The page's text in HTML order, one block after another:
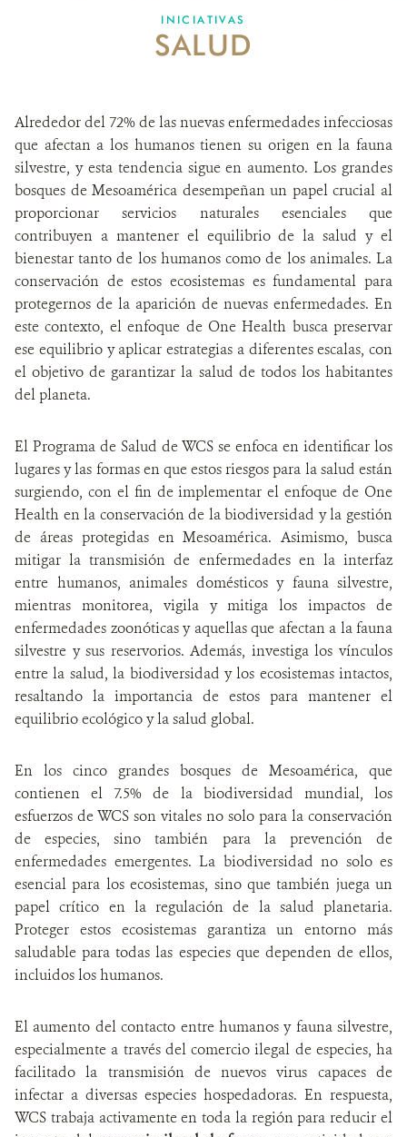
SOBRE NOSOTROS
INICIATIVAS
SALUD
Alrededor del 72% de las nuevas enfermedades infecciosas
que afectan a los humanos tienen su origen en la fauna
silvestre, y esta tendencia sigue en aumento. Los grandes
bosques de Mesoamérica desempeñan un papel crucial al
proporcionar servicios naturales esenciales que
contribuyen a mantener el equilibrio de la salud y el
bienestar tanto de los humanos como de los animales. La
conservación de estos ecosistemas es fundamental para
protegernos de la aparición de nuevas enfermedades. En
este contexto, el enfoque de One Health busca preservar
ese equilibrio y aplicar estrategias a diferentes escalas, con
el objetivo de garantizar la salud de todos los habitantes
del planeta.
El Programa de Salud de WCS se enfoca en identificar los
lugares y las formas en que estos riesgos para la salud están
surgiendo, con el fin de implementar el enfoque de One
Health en la conservación de la biodiversidad y la gestión
de áreas protegidas en Mesoamérica. Asimismo, busca
mitigar la transmisión de enfermedades en la interfaz
entre humanos, animales domésticos y fauna silvestre,
mientras monitorea, vigila y mitiga los impactos de
enfermedades zoonóticas y aquellas que afectan a la fauna
silvestre y sus reservorios. Además, investiga los vínculos
entre la salud, la biodiversidad y los ecosistemas intactos,
resaltando la importancia de estos para mantener el
equilibrio ecológico y la salud global.
En los cinco grandes bosques de Mesoamérica, que
contienen el 7.5% de la biodiversidad mundial, los
esfuerzos de WCS son vitales no solo para la conservación
de especies, sino también para la prevención de
enfermedades emergentes. La biodiversidad no solo es
esencial para los ecosistemas, sino que también juega un
papel crítico en la regulación de la salud planetaria.
Proteger estos ecosistemas garantiza un entorno más
saludable para todas las especies que dependen de ellos,
incluidos los humanos.
El aumento del contacto entre humanos y fauna silvestre,
especialmente a través del comercio ilegal de especies, ha
facilitado la transmisión de nuevos virus capaces de
infectar a diversas especies hospedadoras. En respuesta,
WCS trabaja activamente en toda la región para reducir el